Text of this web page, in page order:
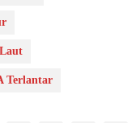
Terlantar